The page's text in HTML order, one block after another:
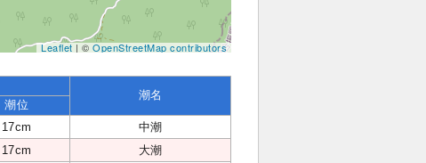
Leaflet| ©OpenStreetMap contributors
潮名
潮位
17cm
中潮
17cm
大潮